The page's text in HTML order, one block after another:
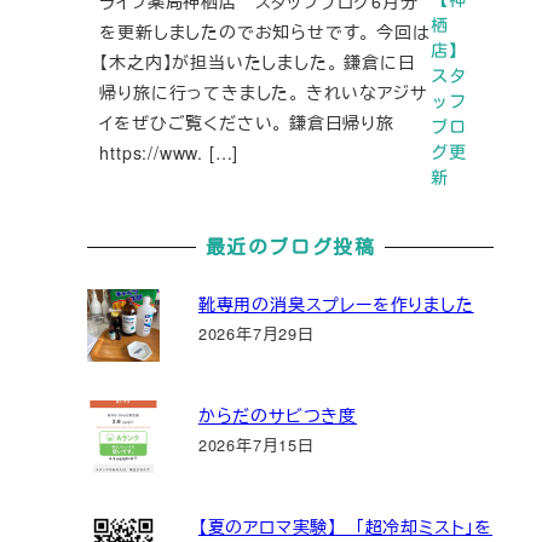
栖
店】
スタ
ッフ
ブロ
グ更
新
を更新しましたのでお知らせです。 今回は
【木之内】が担当いたしました。 鎌倉に日
帰り旅に行ってきました。 きれいなアジサ
イをぜひご覧ください。 鎌倉日帰り旅
https://www. […]
最近のブログ投稿
靴専用の消臭スプレーを作りました
2026年7月29日
からだのサビつき度
2026年7月15日
【夏のアロマ実験】 「超冷却ミスト」を